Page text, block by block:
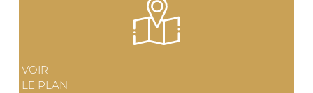
VOIR
LE PLAN